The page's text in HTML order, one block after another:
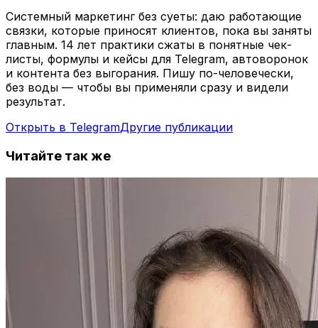
Системный маркетинг без суеты: даю работающие
связки, которые приносят клиентов, пока вы заняты
главным. 14 лет практики сжаты в понятные чек-
листы, формулы и кейсы для Telegram, автоворонок
и контента без выгорания. Пишу по-человечески,
без воды — чтобы вы применяли сразу и видели
результат.
Открыть в TelegramДругие публикации
Читайте так же